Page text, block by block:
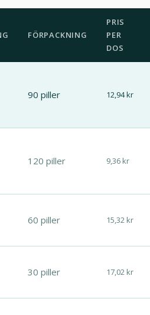
FÖRPACKNING
PRIS
PER
DOS
90 piller 12,94 kr
120 piller 9,36 kr
60 piller 15,32 kr
30 piller 17,02 kr